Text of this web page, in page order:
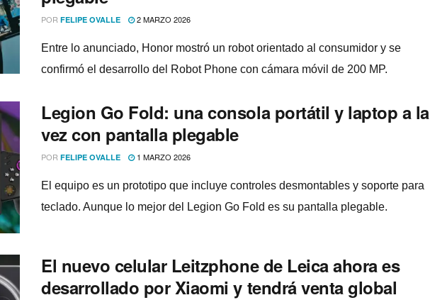
POR FELIPE OVALLE 2 MARZO 2026
Entre lo anunciado, Honor mostró un robot orientado al consumidor y se
confirmó el desarrollo del Robot Phone con cámara móvil de 200 MP.
Legion Go Fold: una consola portátil y laptop a la
vez con pantalla plegable
POR FELIPE OVALLE 1 MARZO 2026
El equipo es un prototipo que incluye controles desmontables y soporte para
teclado. Aunque lo mejor del Legion Go Fold es su pantalla plegable.
El nuevo celular Leitzphone de Leica ahora es
desarrollado por Xiaomi y tendrá venta global